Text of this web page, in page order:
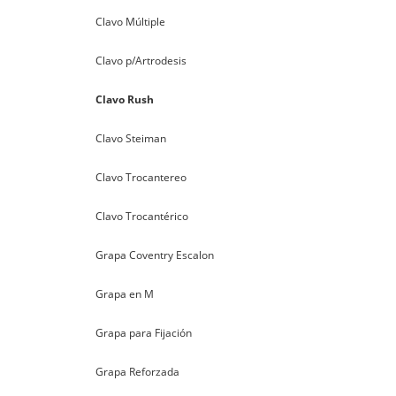
Clavo Múltiple
Clavo p/Artrodesis
Clavo Rush
Clavo Steiman
Clavo Trocantereo
Clavo Trocantérico
Grapa Coventry Escalon
Grapa en M
Grapa para Fijación
Grapa Reforzada